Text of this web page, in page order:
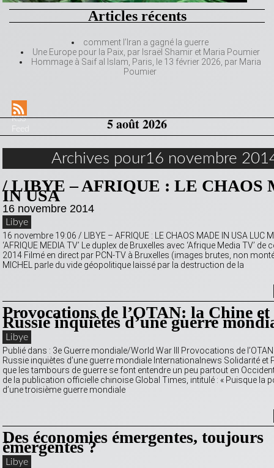
Articles récents
comment l’Iran a gagné la guerre
Une Europe pour la Paix, par Israël Shamir et Maria Poumier
Hommage à Saif al Islam, Paris, le 13 février 2026, par Maria
Poumier
RSS
Feed
5 août 2026
Archives pour16 novembre
/ LIBYE – AFRIQUE : LE CHAOS
IN USA
16 novembre 2014
Libye
16 novembre 19:06 / LIBYE – AFRIQUE : LE CHAOS MADE IN USA LUC
‘AFRIQUE MEDIA TV’ Le duplex de Bruxelles avec ‘Afrique Media TV’ de
2014 Filmé en direct par PCN-TV à Bruxelles (images brutes, non
MICHEL parle du vide géopolitique laissé par la destruction de la
Provocations de l’OTAN: la Chine et
Russie inquiètes d’une guerre
Libye
Publié dans : 3e Guerre mondiale/World War III Provocations de
Russie inquiètes d’une guerre mondiale Internationalnews Solidarité et
que les tambours de guerre se font entendre un peu partout en
de la publication officielle chinoise Global Times, intitulé : « Puisque la
d’une troisième guerre mondiale
Des économies émergentes, toujours
émergentes ?
Libye